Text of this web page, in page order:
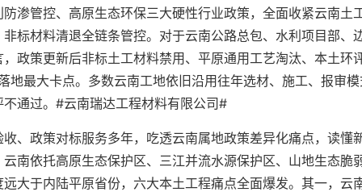
渗管控、高原生态环保三大硬性行业政策，全面收紧云南土
标材料清退全链条管控。对于云南公路总包、水利项目部、
政策更新后非标土工材料禁用、平原通用工艺淘汰、本土环
最大卡点。多数云南工地依旧沿用往年选材、施工、报审
通过。#云南瑞达工程材料有限公司#
、政策对标服务多年，吃透云南属地政策差异化痛点，读懂
南依托高原生态保护区、三江并流水源保护区、山地生态脆
大于内陆平原省份，六大本土工程痛点全面爆发。其一，云